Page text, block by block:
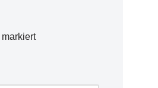
markiert